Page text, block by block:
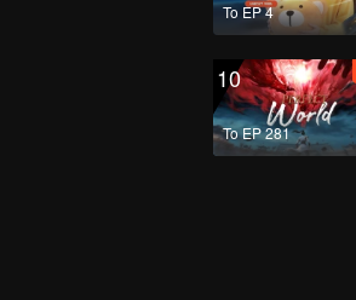
To EP 4
10
To EP 281